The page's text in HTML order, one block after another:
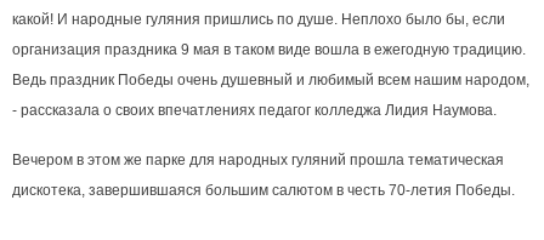
какой! И народные гуляния пришлись по душе. Неплохо было бы, если
организация праздника 9 мая в таком виде вошла в ежегодную традицию.
Ведь праздник Победы очень душевный и любимый всем нашим народом,
- рассказала о своих впечатлениях педагог колледжа Лидия Наумова.
Вечером в этом же парке для народных гуляний прошла тематическая
дискотека, завершившаяся большим салютом в честь 70-летия Победы.